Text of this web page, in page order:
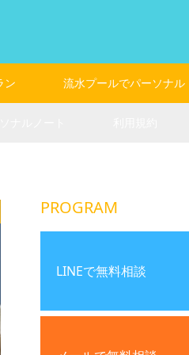
ン 流水プールでパーソナル
PROGRAM
LINEで無料相談